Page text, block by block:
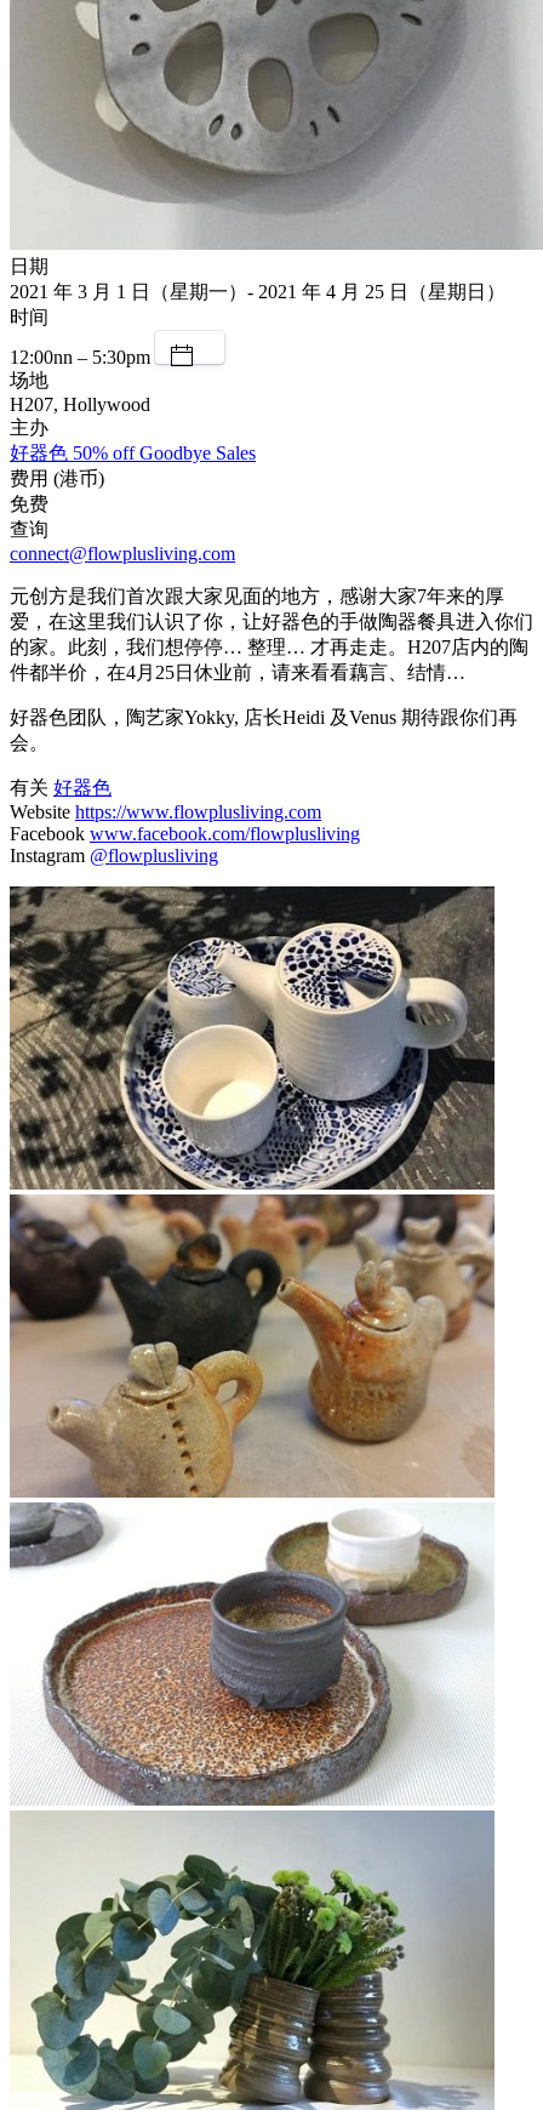
日期
2021 年 3 月 1 日（星期一）- 2021 年 4 月 25 日（星期日）
时间
12:00nn – 5:30pm
场地
H207, Hollywood
主办
好器色 50% off Goodbye Sales
费用 (港币)
免费
查询
connect@flowplusliving.com
元创方是我们首次跟大家见面的地方，感谢大家7年来的厚
爱，在这里我们认识了你，让好器色的手做陶器餐具进入你们
的家。此刻，我们想停停… 整理… 才再走走。H207店内的陶
件都半价，在4月25日休业前，请来看看藕言、结情…
好器色团队，陶艺家Yokky, 店长Heidi 及Venus 期待跟你们再
会。
有关 好器色
Website https://www.flowplusliving.com
Facebook www.facebook.com/flowplusliving
Instagram @flowplusliving